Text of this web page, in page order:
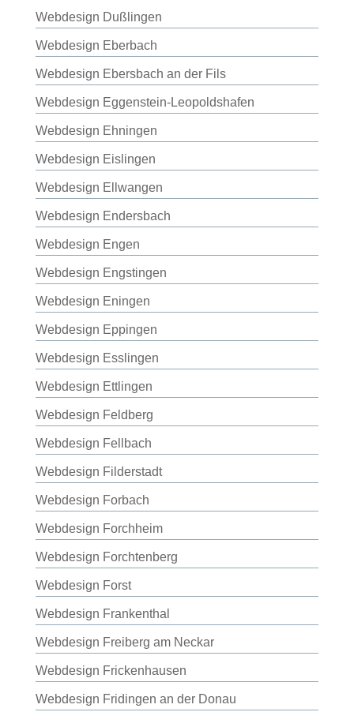
Webdesign Dußlingen
Webdesign Eberbach
Webdesign Ebersbach an der Fils
Webdesign Eggenstein-Leopoldshafen
Webdesign Ehningen
Webdesign Eislingen
Webdesign Ellwangen
Webdesign Endersbach
Webdesign Engen
Webdesign Engstingen
Webdesign Eningen
Webdesign Eppingen
Webdesign Esslingen
Webdesign Ettlingen
Webdesign Feldberg
Webdesign Fellbach
Webdesign Filderstadt
Webdesign Forbach
Webdesign Forchheim
Webdesign Forchtenberg
Webdesign Forst
Webdesign Frankenthal
Webdesign Freiberg am Neckar
Webdesign Frickenhausen
Webdesign Fridingen an der Donau